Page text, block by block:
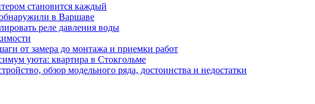
становится каждый
в Варшаве
реле давления воды
от замера до монтажа и приемки работ
уюта: квартира в Стокгольме
обзор модельного ряда, достоинства и недостатки